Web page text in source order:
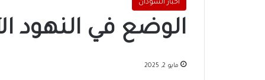
اخبار السودان
الوضع في النهود
مايو 2, 2025